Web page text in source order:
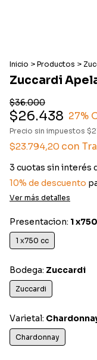
Inicio > Productos >
Zuccardi
$36.000
$26.438 27%
Precio sin impuestos
$23.794,20 con
3 cuotas sin interés
10% de descuento
Ver más detalles
Presentacion: 1
1 x750 cc
Bodega: Zuccardi
Zuccardi
Varietal:
Chardonnay